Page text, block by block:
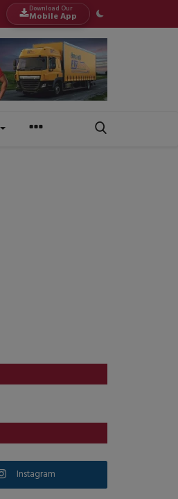
Download Our
Mobile App
Instagram